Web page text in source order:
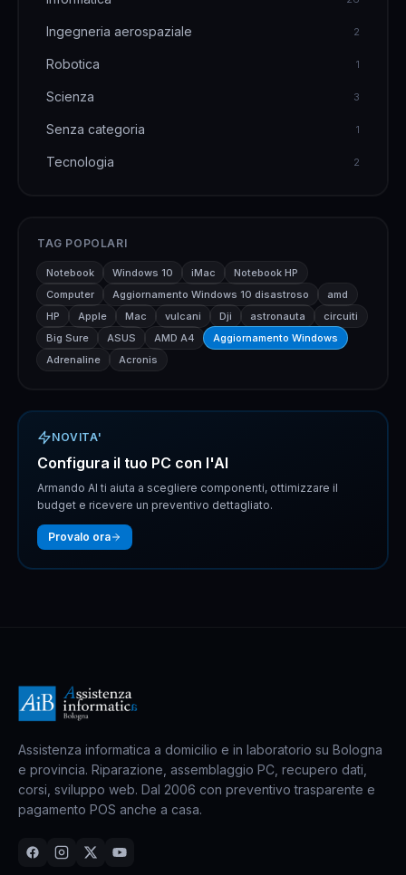
Ingegneria aerospaziale 2
Robotica 1
Scienza 3
Senza categoria 1
Tecnologia 2
TAG POPOLARI
Notebook Windows 10 iMac
Notebook HP
Computer
Aggiornamento Windows 10 disastroso
amd
HP
Apple Mac vulcani Dji astronauta
circuiti
Big Sure
ASUS AMD A4
Aggiornamento Windows
Adrenaline
Acronis
NOVITA'
Configura il tuo PC con l'AI
Armando AI ti aiuta a scegliere componenti, ottimizzare il
budget e ricevere un preventivo dettagliato.
Provalo ora
Assistenza informatica a domicilio e in laboratorio su Bologna
e provincia. Riparazione, assemblaggio PC, recupero dati,
corsi, sviluppo web. Dal 2006 con preventivo trasparente e
pagamento POS anche a casa.